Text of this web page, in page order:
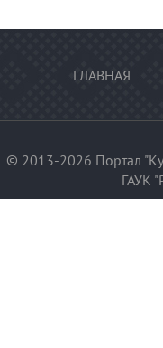
ГЛАВНАЯ
© 2013-2026 Портал
ГАУК